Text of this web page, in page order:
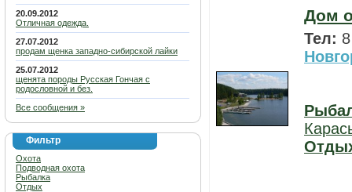
20.09.2012
Отличная одежда.
27.07.2012
продам щенка западно-сибирской лайки
25.07.2012
щенята породы Русская Гончая с
родословной и без.
Все сообщения »
Фильтр
Охота
Подводная охота
Рыбалка
Отдых
Дом
Тел: